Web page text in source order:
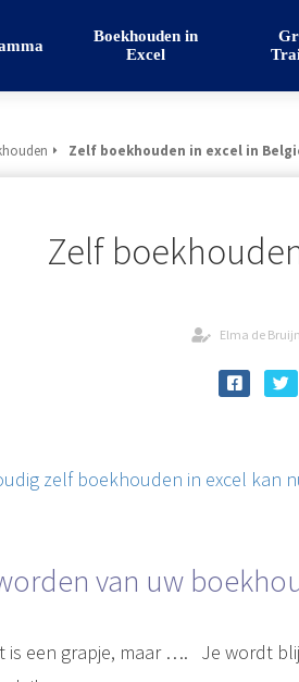
Boekhouden in
Excel
Zelf boekhouden in excel in
Zelf
Elma de Bruijn
van uw
is een grapje, maar …. Je wordt